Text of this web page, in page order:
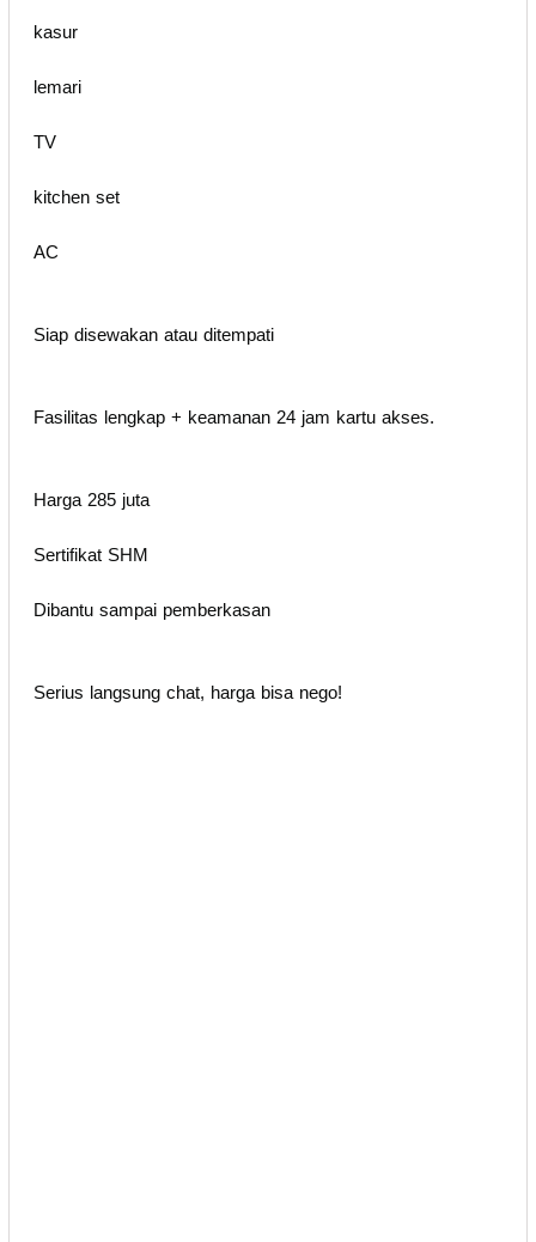
kasur
lemari
TV
kitchen set
AC
Siap disewakan atau ditempati
Fasilitas lengkap + keamanan 24 jam kartu akses.
Harga 285 juta
Sertifikat SHM
Dibantu sampai pemberkasan
Serius langsung chat, harga bisa nego!